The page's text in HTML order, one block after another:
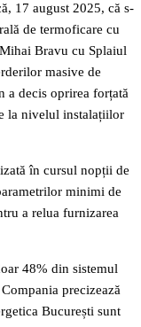
17 august 2025, că s-
de termoficare cu
Bravu cu Splaiul
masive de
a decis oprirea forțată
la nivelul instalațiilor
în cursul nopții de
minimi de
a relua furnizarea
48% din sistemul
precizează
București sunt